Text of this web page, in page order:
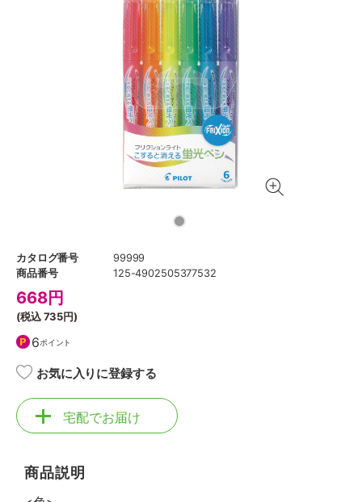
カタログ番号
99999
商品番号
125-4902505377532
668円
(税込735円)
6ポイント
お気に入りに登録する
宅配でお届け
商品説明